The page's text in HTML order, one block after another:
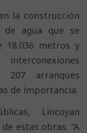
la construcción
agua que se
18.036 metros y
207 arranques
de importancia.
Lincoyan
estas obras. “A